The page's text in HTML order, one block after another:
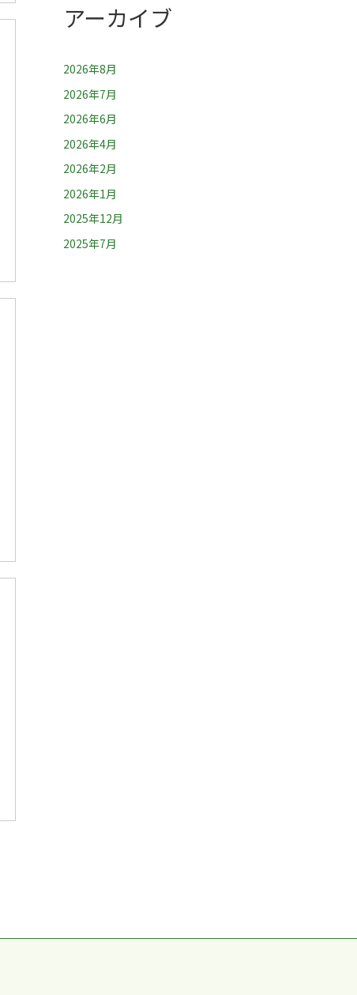
アーカイブ
2026年8月
2026年7月
2026年6月
2026年4月
2026年2月
2026年1月
2025年12月
2025年7月